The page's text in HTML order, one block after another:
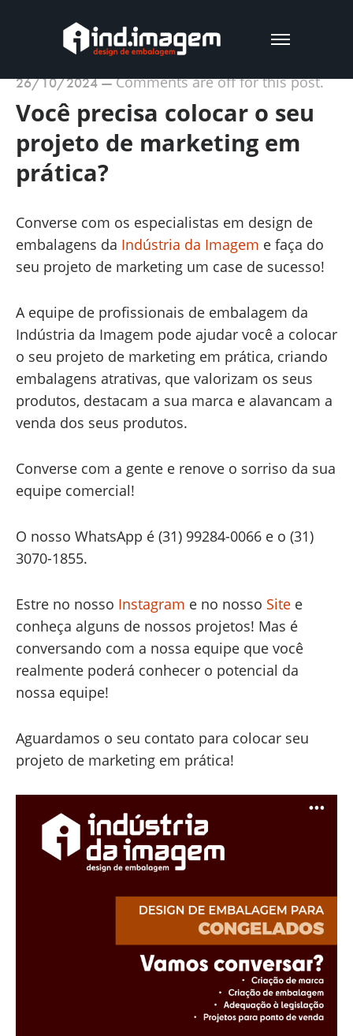
26/10/2024—Comments are off for this post.
Você precisa colocar o seu
projeto de marketing em
prática?
Converse com os especialistas em design de
embalagens da Indústria da Imagem e faça do
seu projeto de marketing um case de sucesso!
A equipe de profissionais de embalagem da
Indústria da Imagem pode ajudar você a colocar
o seu projeto de marketing em prática, criando
embalagens atrativas, que valorizam os seus
produtos, destacam a sua marca e alavancam a
venda dos seus produtos.
Converse com a gente e renove o sorriso da sua
equipe comercial!
O nosso WhatsApp é (31) 99284-0066 e o (31)
3070-1855.
Estre no nosso Instagram e no nosso Sitee
conheça alguns de nossos projetos! Mas é
conversando com a nossa equipe que você
realmente poderá conhecer o potencial da
nossa equipe!
Aguardamos o seu contato para colocar seu
projeto de marketing em prática!